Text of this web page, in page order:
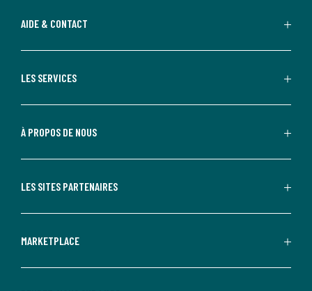
AIDE & CONTACT
LES SERVICES
À PROPOS DE NOUS
LES SITES PARTENAIRES
MARKETPLACE